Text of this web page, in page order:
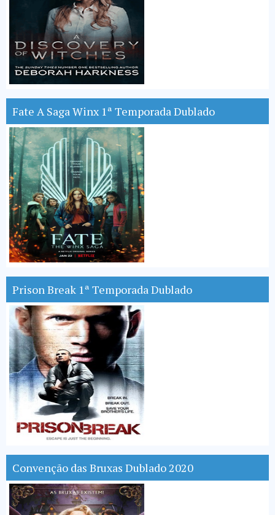
Fate A Saga Winx 1ª Temporada Dublado
Prison Break 1ª Temporada Dublado
Convenção das Bruxas Dublado 2020